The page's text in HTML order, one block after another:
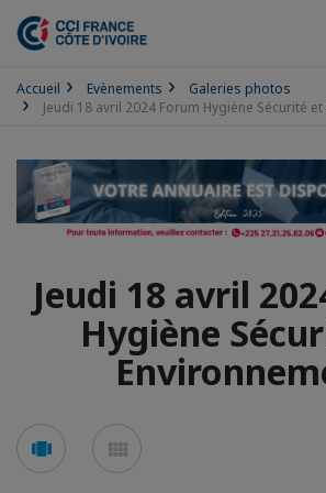
Accueil Evènements
Galeries photos
Jeudi 18 avril 2024 Forum Hygiène Sécurité
Jeudi 18 avril
Hygiène
Voir
en
en